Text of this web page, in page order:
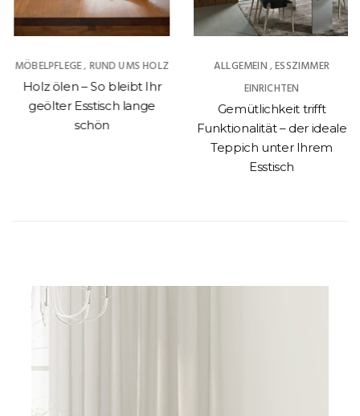
MÖBELPFLEGE, RUND UMS HOLZ
Holz ölen – So bleibt Ihr
geölter Esstisch lange
schön
ALLGEMEIN,ESSZIMMER
EINRICHTEN
Gemütlichkeit trifft
Funktionalität – der ideale
Teppich unter Ihrem
Esstisch